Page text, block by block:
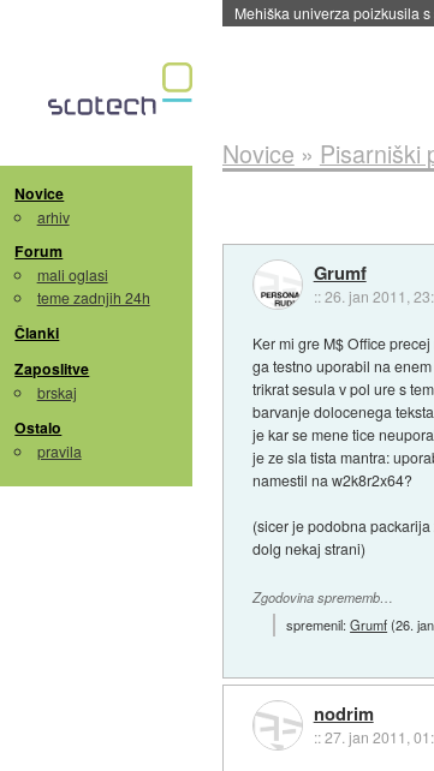
Mehiška univerza poizkusila
Novice
arhiv
Forum
mali oglasi
teme zadnjih 24h
Članki
Zaposlitve
brskaj
Ostalo
pravila
Novice » Pisarniški
Grumf
::26. jan 2011,
Ker mi gre M$ Office
ga testno uporabil na
trikrat sesula v pol ure s
barvanje dolocenega
je kar se mene tice
je ze sla tista mantra:
namestil na w2k8r2x64?
(sicer je podobna
dolg nekaj strani)
Zgodovina sprememb…
spremenil:Grumf(26.
nodrim
::27. jan 2011,